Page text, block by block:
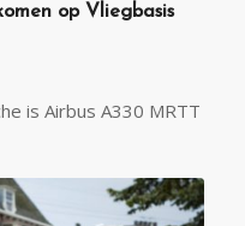
op Vliegbasis
is Airbus A330 MRTT